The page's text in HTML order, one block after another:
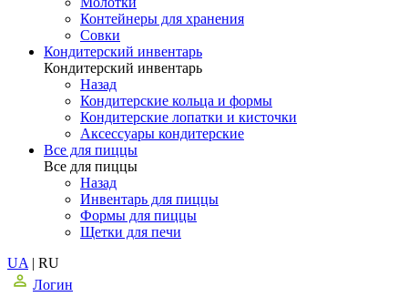
Контейнеры для хранения
Совки
Кондитерский инвентарь
Кондитерский инвентарь
Назад
Кондитерские кольца и формы
Кондитерские лопатки и кисточки
Аксессуары кондитерские
Все для пиццы
Все для пиццы
Назад
Инвентарь для пиццы
Формы для пиццы
Щетки для печи
UA | RU
Логин